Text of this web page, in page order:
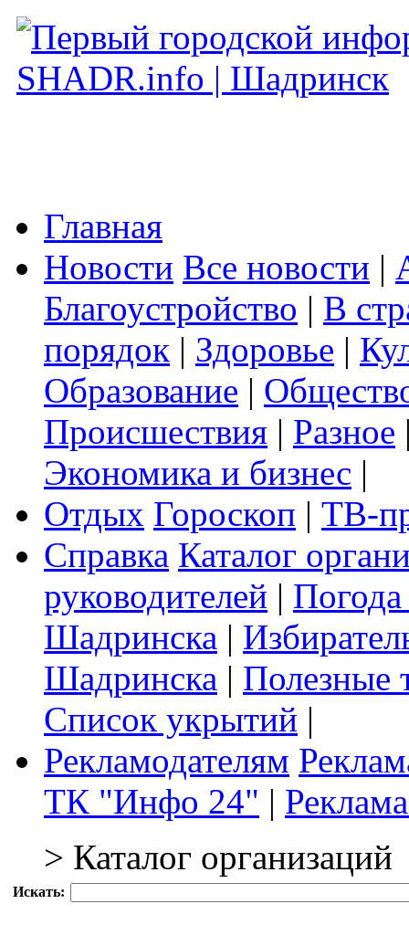
Главная
Новости Все новости |
Благоустройство | В
порядок | Здоровье |
Образование |
Происшествия | Разное
Экономика и бизнес |
Отдых Гороскоп | ТВ-
Справка Каталог
руководителей |
Шадринска |
Шадринска | Полезные
Список укрытий |
Рекламодателям
ТК "Инфо 24" |
> Каталог организаций
Искать: